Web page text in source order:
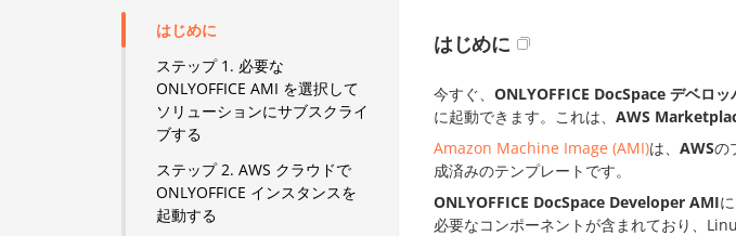
はじめに
ステップ 1. 必要な
ONLYOFFICE AMI を選択して
ソリューションにサブスクライ
ブする
ステップ 2. AWS クラウドで
ONLYOFFICE インスタンスを
起動する
はじめに
今すぐ、 ONLYOFFICE DocSpace デベロッ
に起動できます。これは、 AWS
Amazon Machine Image (AMI)は、 AWSの
成済みのテンプレートです。
ONLYOFFICE DocSpace Developer AMI
必要なコンポーネントが含まれており、